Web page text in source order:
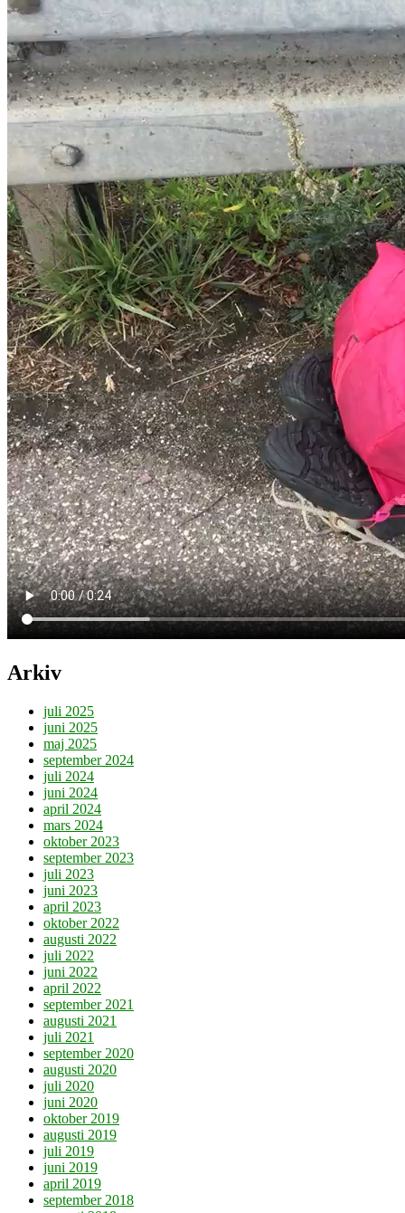
Arkiv
juli 2025
juni 2025
maj 2025
september 2024
juli 2024
juni 2024
april 2024
mars 2024
oktober 2023
september 2023
juli 2023
juni 2023
april 2023
oktober 2022
augusti 2022
juli 2022
juni 2022
april 2022
september 2021
augusti 2021
juli 2021
september 2020
augusti 2020
juli 2020
juni 2020
oktober 2019
augusti 2019
juli 2019
juni 2019
april 2019
september 2018